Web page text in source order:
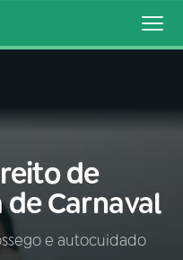
de
Carnaval
e autocuidado